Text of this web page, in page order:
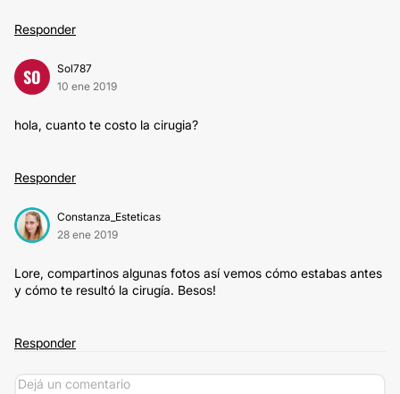
Responder
SO
Sol787
10 ene 2019
hola, cuanto te costo la cirugia?
Responder
Constanza_Esteticas
28 ene 2019
Lore, compartinos algunas fotos así vemos cómo estabas antes
y cómo te resultó la cirugía. Besos!
Responder